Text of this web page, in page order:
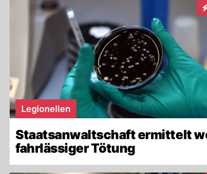
Legionellen
Staatsanwaltschaft ermittelt
fahrlässiger Tötung